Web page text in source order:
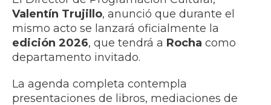
Valentín Trujillo, anunció que durante el
mismo acto se lanzará oficialmente la
edición 2026, que tendrá a Rocha como
departamento invitado.
La agenda completa contempla
presentaciones de libros, mediaciones de